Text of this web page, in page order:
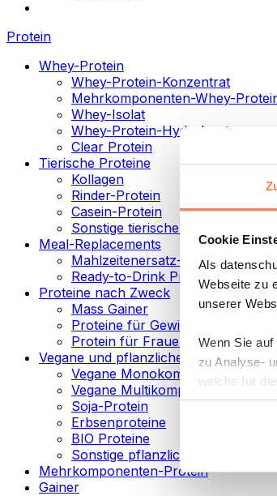
Cookie
Als
Webseite zu
unserer
Wenn Sie auf
zu Analyse-
welche für
„Anpassen“
Weitere
Protein
Whey-Protein
Whey-Protein-Konzentrat
Mehrkomponenten-Whey-
Whey-Isolat
Whey-Protein-Hydrolysat
Clear Protein
Tierische Proteine
Kollagen
Rinder-Protein
Casein-Protein
Sonstige tierische Proteine
Meal-Replacements
Mahlzeitenersatz-Pulver
Ready-to-Drink Proteingetränke
Proteine nach Zweck
Mass Gainer
Proteine für Gewichtsverlust
Protein für Frauen
Vegane und pflanzliche Proteine
Vegane Monokomponenten-
Vegane Multikomponenten-
Soja-Protein
Erbsenproteine
BIO Proteine
Sonstige pflanzliche Proteine
Mehrkomponenten-Protein
Gainer